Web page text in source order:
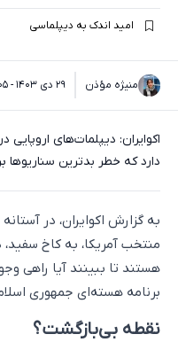
امید اندک به دیپلماسی
منیژه مؤذن ۲۹ دی ۱۴۰۳ - ۱۱:۰۵
اکوایران: دیپلمات‌های
دارد که خطر بدترین سناریوها
به گزارش اکوایران، در
منتخب آمریکا، به کاخ
هستند تا ببینند آیا راهی
برنامه هسته‌ای جمهوری
نقطه بی‌بازگشت؟